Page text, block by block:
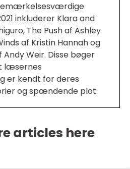
inkluderer Klara and
The Push af Ashley
af Kristin Hannah og
Weir. Disse bøger
læsernes
er kendt for deres
og spændende plot.
articles here